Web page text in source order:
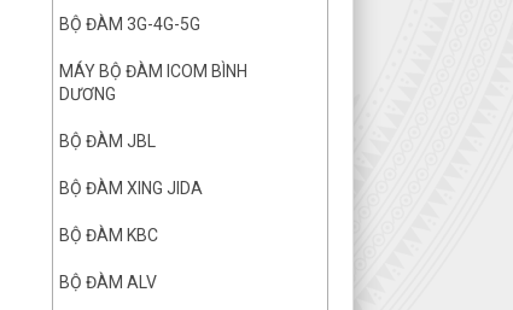
BỘ ĐÀM 3G-4G-5G
MÁY BỘ ĐÀM ICOM BÌNH
DƯƠNG
BỘ ĐÀM JBL
BỘ ĐÀM XING JIDA
BỘ ĐÀM KBC
BỘ ĐÀM ALV